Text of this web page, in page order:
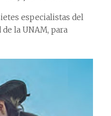
especialistas del
la UNAM, para